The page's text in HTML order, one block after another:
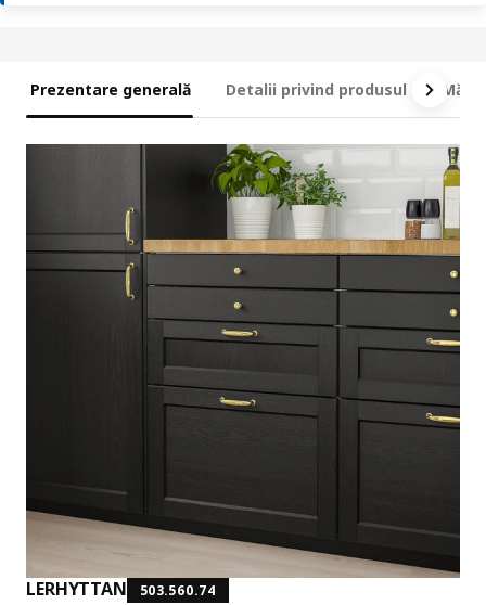
Prezentare generală Detalii privind produsul
LERHYTTAN 503.560.74